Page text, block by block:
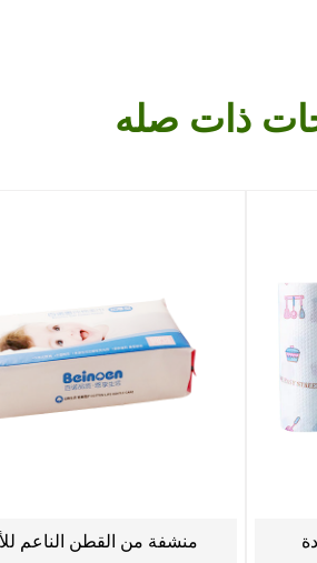
ذات صله
الحيوانات الأليفة